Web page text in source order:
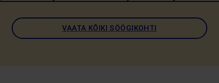
VAATA KÕIKI SÖÖGIKOHTI